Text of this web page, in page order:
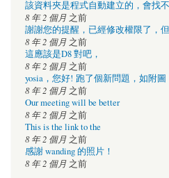
該資料夾是程式自動建立的，會找
8 年 2 個月 之前
謝謝您的提醒，已經修改權限了，
8 年 2 個月 之前
這應該是D8 對吧，
8 年 2 個月 之前
yosia，您好! 跑了個新問題，如附圖
8 年 2 個月 之前
Our meeting will be better
8 年 2 個月 之前
This is the link to the
8 年 2 個月 之前
感謝 wanding 的照片！
8 年 2 個月 之前